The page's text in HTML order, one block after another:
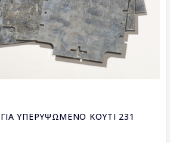
ΥΠΕΡΥΨΩΜΕΝΟ ΚΟΥΤΙ 231